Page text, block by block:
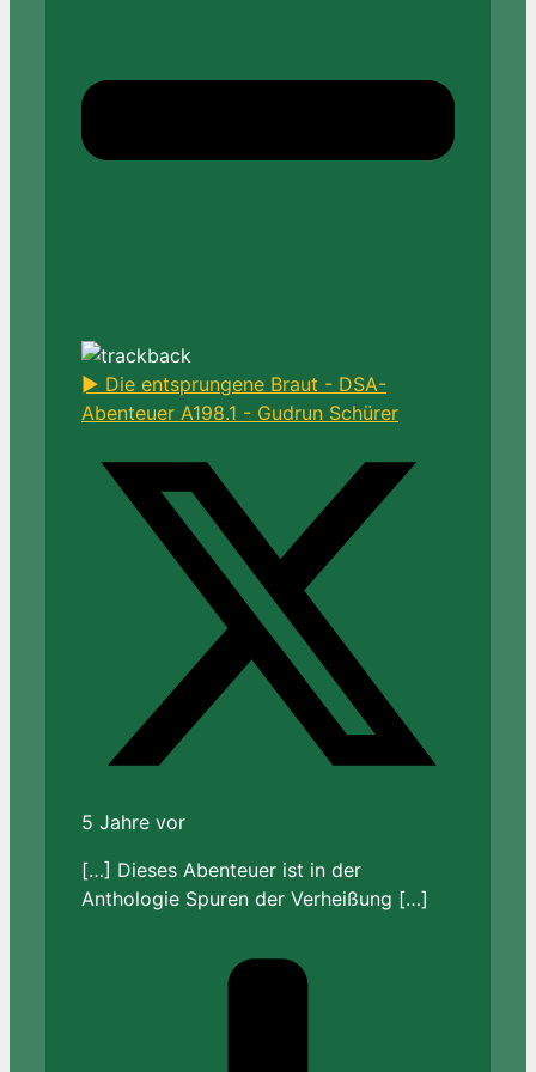
► Die entsprungene Braut - DSA-
Abenteuer A198.1 - Gudrun Schürer
5 Jahre vor
[…] Dieses Abenteuer ist in der
Anthologie Spuren der Verheißung […]